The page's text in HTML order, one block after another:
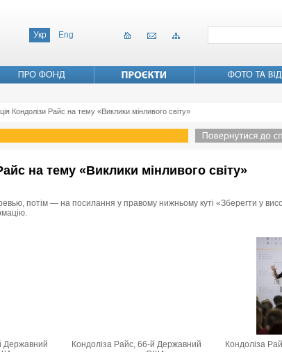
Укр Eng
Кондолізи Райс на тему «Виклики мінливого світу»
на тему «Виклики мінливого світу»
потім — на посилання у правому нижньому куті «Зберегти у
Державний
Кондоліза Райс, 66-й Державний
Кондоліза